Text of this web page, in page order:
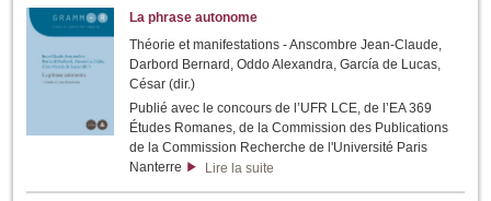
La phrase autonome
Théorie et manifestations - Anscombre Jean-Claude,
Darbord Bernard, Oddo Alexandra, García de Lucas,
César (dir.)
Publié avec le concours de l’UFR LCE, de l’EA 369
Études Romanes, de la Commission des Publications
de la Commission Recherche de l'Université Paris
Nanterre
Lire la suite